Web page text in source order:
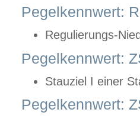
Pegelkennwert:
Regulierungs-
Pegelkennwert:
Stauziel I einer
Pegelkennwert: